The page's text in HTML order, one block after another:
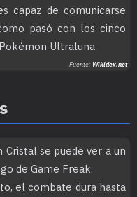
capaz de comunicarse
pasó con los cinco
Ultraluna.
Fuente: Wikidex.net
se puede ver a un
de Game Freak.
el combate dura hasta